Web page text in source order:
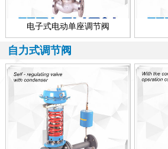
电子式电动单座调节阀
自力式调节阀